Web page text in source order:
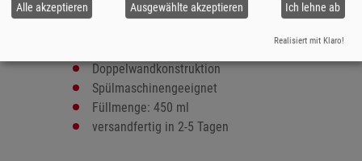
- unten 6,5cm
Doppelwandkonstruktion
Spülmaschinengeeignet
Füllmenge: 450 ml
versandfertig in 2-5 Tagen
Ich lehne ab
Ausgewählte akzeptieren
Alle akzeptieren
Realisiert mit Klaro!